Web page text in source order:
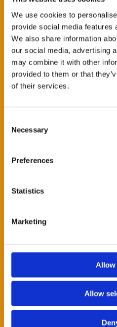
We use cookies to
provide social media features
We also share information
our social media, advertising
may combine it with other
provided to them or that
of their services.
Selection
Necessary
Preferences
Statistics
Marketing
Allow
Allow
RIMANI
Vuoi ricevere informazioni e
sul nostro potenziale
NOME *
CITTÀ